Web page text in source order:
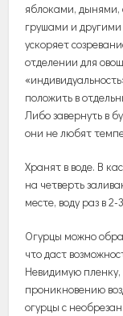
яблоками,
грушами и
ускоряет
отделении для
положить в
Либо завернуть в
они не любят
Хранят в воде. В
на четверть
месте, воду раз в
Огурцы можно
что даст
Невидимую пленку,
проникновению
огурцы с